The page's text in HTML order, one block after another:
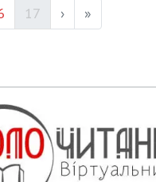
#(current)
17 › »